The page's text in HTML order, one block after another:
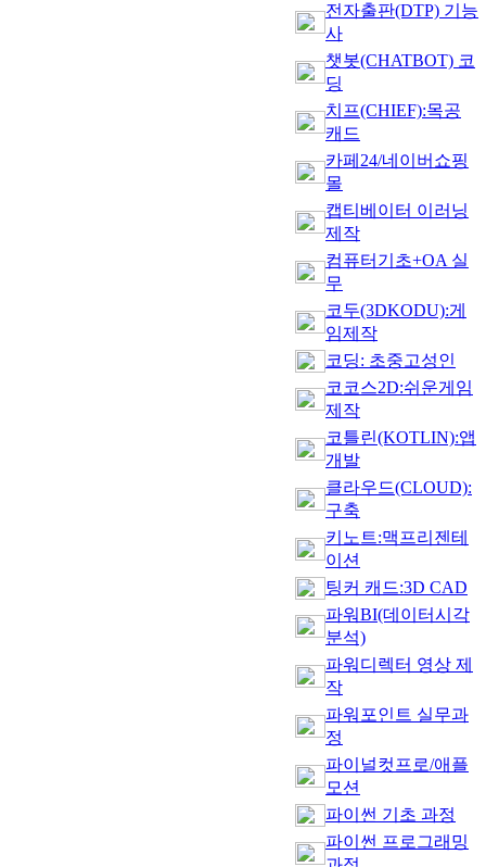
전자출판(DTP) 기능
사
챗봇(CHATBOT) 코
딩
치프(CHIEF):목공
캐드
카페24/네이버쇼핑
몰
캡티베이터 이러닝
제작
컴퓨터기초+OA 실
무
코두(3DKODU):게
임제작
코딩: 초중고성인
코코스2D:쉬운게임
제작
코틀린(KOTLIN):앱
개발
클라우드(CLOUD):
구축
키노트:맥프리젠테
이션
팅커 캐드:3D CAD
파워BI(데이터시각
분석)
파워디렉터 영상 제
작
파워포인트 실무과
정
파이널컷프로/애플
모션
파이썬 기초 과정
파이썬 프로그래밍